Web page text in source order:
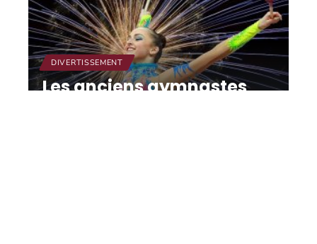
DIVERTISSEMENT
Les anciens gymnastes